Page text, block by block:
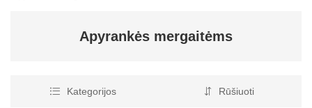
Apyrankės mergaitėms
Kategorijos Rūšiuoti